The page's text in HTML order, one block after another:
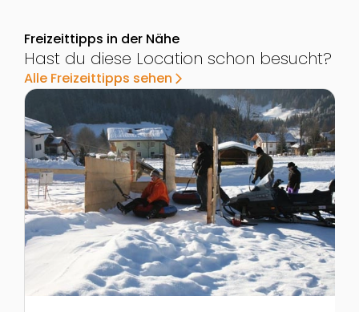
Freizeittipps in der Nähe
Hast du diese Location schon besucht?
Alle Freizeittipps sehen arrow_forward_ios
Zur Detailseite von Snowtubing in St. Martin